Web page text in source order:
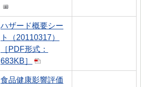
ハザード概要シー
ト（20110317）
［PDF形式：
683KB］
食品健康影響評価